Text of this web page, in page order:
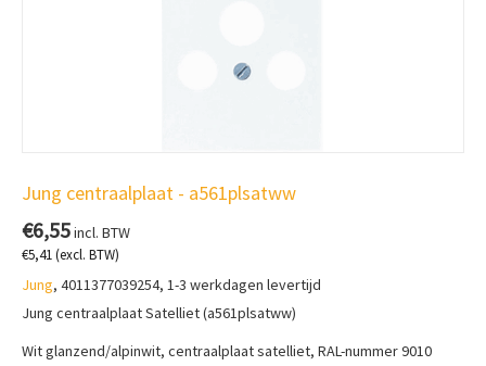
Jung centraalplaat - a561plsatww
€6,55incl. BTW
€5,41(excl. BTW)
Jung, 4011377039254, 1-3 werkdagen levertijd
Jung centraalplaat Satelliet (a561plsatww)
Wit glanzend/alpinwit, centraalplaat satelliet, RAL-nummer 9010